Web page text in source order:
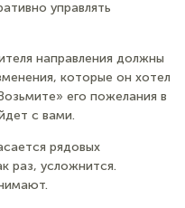
управлять
направления должны
которые он хотел
его пожелания в
с вами.
рядовых
раз, усложнится.